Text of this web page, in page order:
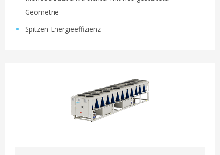
Geometrie
Spitzen-Energieeffizienz